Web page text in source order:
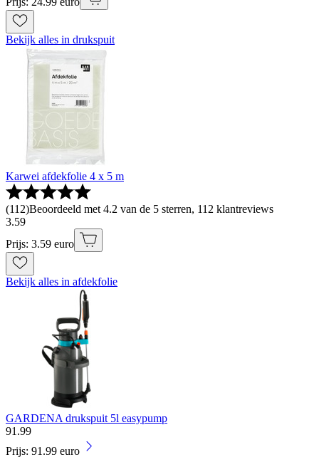
Bekijk alles in drukspuit
Karwei afdekfolie 4 x 5 m
(112)Beoordeeld met 4.2 van de 5 sterren, 112 klantreviews
3.59
Prijs: 3.59 euro
Bekijk alles in afdekfolie
GARDENA drukspuit 5l easypump
91 .99
Prijs: 91.99 euro